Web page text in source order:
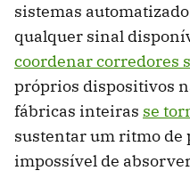
sistemas
qualquer sinal
coordenar corredores
próprios dispositivos
fábricas inteiras se
sustentar um ritmo de
impossível de